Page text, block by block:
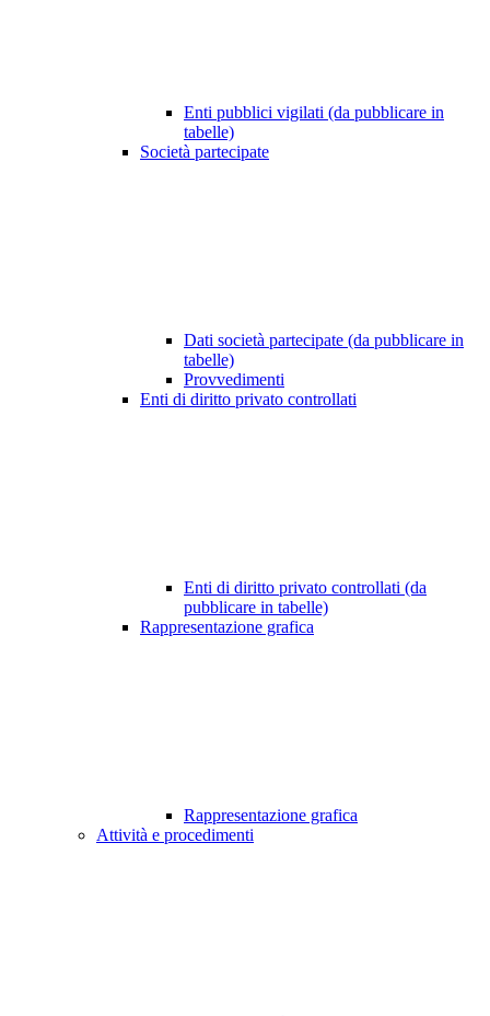
Enti pubblici vigilati (da pubblicare in
tabelle)
Società partecipate
Dati società partecipate (da pubblicare in
tabelle)
Provvedimenti
Enti di diritto privato controllati
Enti di diritto privato controllati (da
pubblicare in tabelle)
Rappresentazione grafica
Rappresentazione grafica
Attività e procedimenti